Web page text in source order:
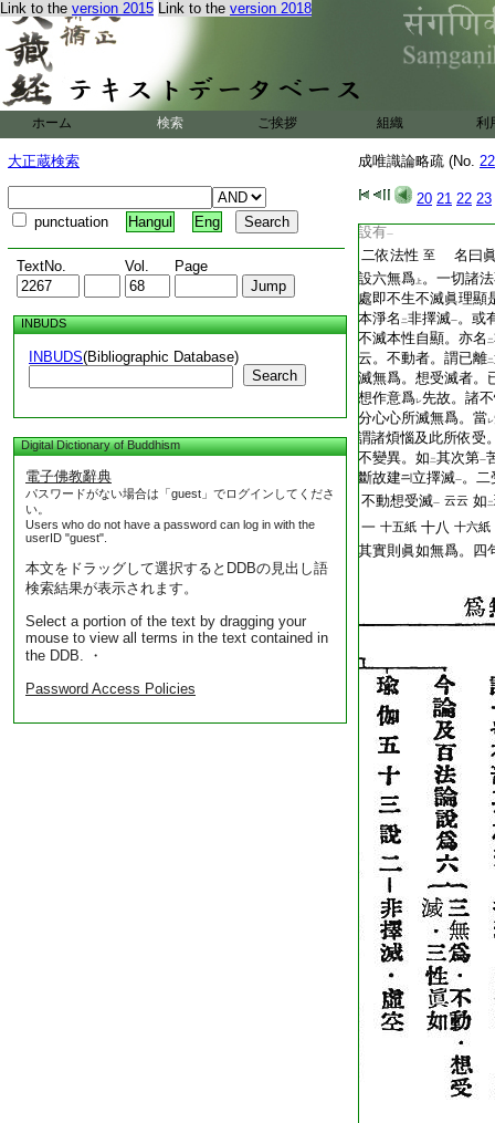
Link to the version 2015 Link to the version 2018
ホーム 検索 ご挨拶 組織 利
大正蔵検索
punctuation Hangul Eng
TextNo. Vol. Page
INBUDS
INBUDS(Bibliographic Database)
Search
Digital Dictionary of Buddhism
電子佛教辭典
パスワードがない場合は「guest」でログインしてくださ
い。
Users who do not have a password can log in with the
userID "guest".
本文をドラッグして選択するとDDBの見出し語
検索結果が表示されます。
Select a portion of the text by dragging your
mouse to view all terms in the text contained in
the DDB. ・
Password Access Policies
成唯識論略疏 (No.
20 21 22 23
T2267_.68.0024c19: 名起二分別心一縁二
六意識縁。入地已去
中法性之空等一及縁二
第六･第
T2267_.68.0024c23:所縁或除
T2267_.68.0024c24:
云。無爲何性攝耶。
T2267_.68.0024c25:
空等 相隨
心生故
執 二實有 一
。此即遍計
施 設有 虛空等義
T2267_.68.0024c28: 依他 無漏心等容二
二
T2267_.68.0024c29:
T2267_.68.0025a01: 設有一
二依法性 至
名曰
T2267_.68.0025a03: 設六無爲 上 。一切諸
T2267_.68.0025a04: 處即不生不滅眞理顯
T2267_.68.0025a05: 本淨名 二非擇滅一。或
T2267_.68.0025a06: 不滅本性自顯。亦名 二
T2267_.68.0025a07: 云。不動者。謂已離二
T2267_.68.0025a08: 滅無爲。想受滅者。
想作意爲レ先故。諸
T2267_.68.0025a10: 分心心所滅無爲。當レ
T2267_.68.0025a11:
謂諸煩惱及此所依受
T2267_.68.0025a12: 不變異。如 二其次第一
斷故建 立擇滅一。二
T2267_.68.0025a14:
不動想受滅一 云云 如 二
T2267_.68.0025a15:
一 十五紙 十八 十六紙
其實則眞如無爲。四
T2267_.68.0025a17: